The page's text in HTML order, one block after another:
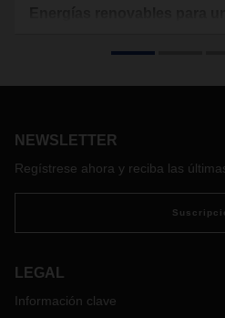
proveedor de logística está
renovables, la construcción de
NEWSLETTER
Regístrese ahora y reciba las
LEGAL
Información clave